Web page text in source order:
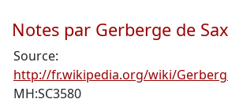
Notes par Gerberge de
Source:
http://fr.wikipedia.org/wiki/
MH:SC3580